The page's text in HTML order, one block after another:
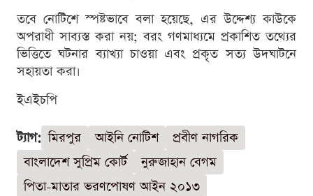
তবে নোটিশে স্পষ্টভাবে বলা হয়েছে, এর উদ্দেশ্য কাউকে
অপরাধী সাব্যস্ত করা নয়; বরং গণমাধ্যমে প্রকাশিত তথ্যের
ভিত্তিতে ঘটনার ব্যাখ্যা চাওয়া এবং প্রকৃত সত্য উদঘাটনে
সহায়তা করা।
ইএইচপি
ট্যাগ: মিরপুর আইনি নোটিশ
প্রবীণ নাগরিক
বাংলাদেশ সুপ্রিম কোর্ট
নুরুজাহান বেগম
পিতা-মাতার ভরণপোষণ আইন ২০১৩